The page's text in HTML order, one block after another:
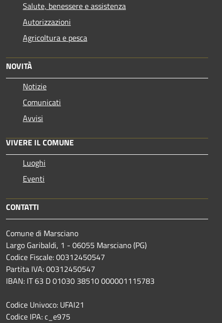
Salute, benessere e assistenza
Autorizzazioni
Agricoltura e pesca
NOVITÀ
Notizie
Comunicati
Avvisi
VIVERE IL COMUNE
Luoghi
Eventi
CONTATTI
Comune di Marsciano
Largo Garibaldi, 1 - 06055 Marsciano (PG)
Codice Fiscale: 00312450547
Partita IVA: 00312450547
IBAN: IT 63 D 01030 38510 000001115783
Codice Univoco: UFAI21
Codice IPA: c_e975